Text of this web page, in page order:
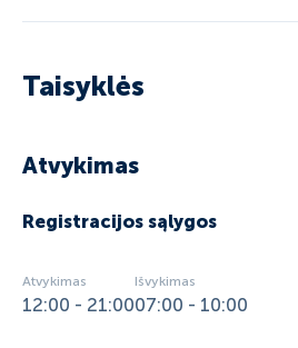
Taisyklės
Atvykimas
Registracijos sąlygos
Atvykimas
12:00 - 21:00
Išvykimas
07:00 - 10:00